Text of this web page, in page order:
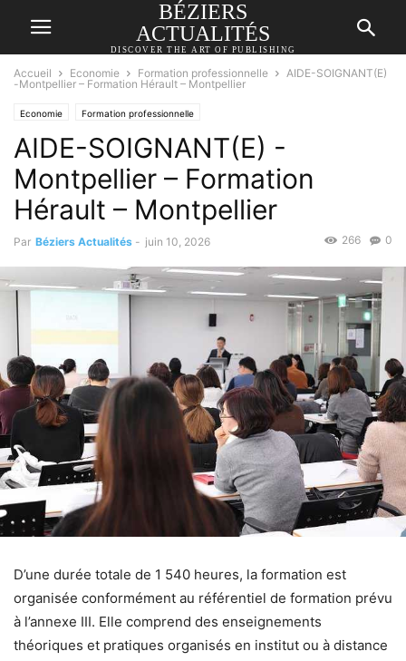
BÉZIERS
ACTUALITÉS
DISCOVER THE ART OF PUBLISHING
Accueil Economie Formation professionnelle
AIDE-SOIGNANT(E)
-Montpellier – Formation Hérault – Montpellier
Economie Formation professionnelle
AIDE-SOIGNANT(E) -
Montpellier – Formation
Hérault – Montpellier
Par Béziers Actualités - juin 10, 2026 0
266
D’une durée totale de 1 540 heures, la formation est
organisée conformément au référentiel de formation prévu
à l’annexe III. Elle comprend des enseignements
théoriques et pratiques organisés en institut ou à distance